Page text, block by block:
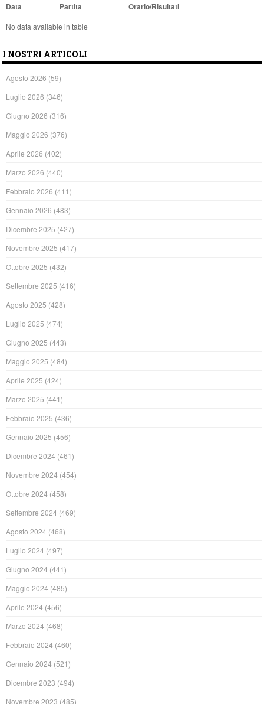
Data Partita Orario/Risultati
No data available in table
I NOSTRI ARTICOLI
Agosto 2026 (59)
Luglio 2026 (346)
Giugno 2026 (316)
Maggio 2026 (376)
Aprile 2026 (402)
Marzo 2026 (440)
Febbraio 2026 (411)
Gennaio 2026 (483)
Dicembre 2025 (427)
Novembre 2025 (417)
Ottobre 2025 (432)
Settembre 2025 (416)
Agosto 2025 (428)
Luglio 2025 (474)
Giugno 2025 (443)
Maggio 2025 (484)
Aprile 2025 (424)
Marzo 2025 (441)
Febbraio 2025 (436)
Gennaio 2025 (456)
Dicembre 2024 (461)
Novembre 2024 (454)
Ottobre 2024 (458)
Settembre 2024 (469)
Agosto 2024 (468)
Luglio 2024 (497)
Giugno 2024 (441)
Maggio 2024 (485)
Aprile 2024 (456)
Marzo 2024 (468)
Febbraio 2024 (460)
Gennaio 2024 (521)
Dicembre 2023 (494)
Novembre 2023 (485)